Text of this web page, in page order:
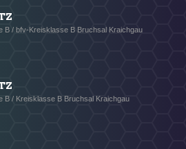
B / bfv-Kreisklasse B Bruchsal Kraichgau
B / Kreisklasse B Bruchsal Kraichgau